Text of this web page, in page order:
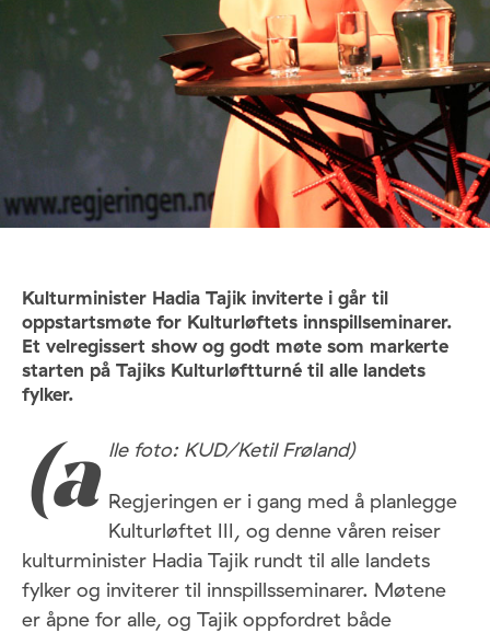
Kulturminister Hadia Tajik inviterte i går til
oppstartsmøte for Kulturløftets innspillseminarer.
Et velregissert show og godt møte som markerte
starten på Tajiks Kulturløftturné til alle landets
fylker.
(a lle foto: KUD/Ketil Frøland)
Regjeringen er i gang med å planlegge
Kulturløftet III, og denne våren reiser
kulturminister Hadia Tajik rundt til alle landets
fylker og inviterer til innspillsseminarer. Møtene
er åpne for alle, og Tajik oppfordret både